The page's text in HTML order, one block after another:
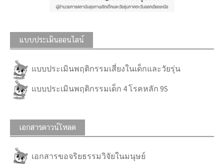
แบบประเมินออนไลน์
แบบประเมินพฤติกรรมเสี่ยงในเด็กและวัยรุ่น
แบบประเมินพฤติกรรมเด็ก 4 โรคหลัก 9S
เอกสารดาวน์โหลด
เอกสารขอจริยธรรมวิจัยในมนุษย์